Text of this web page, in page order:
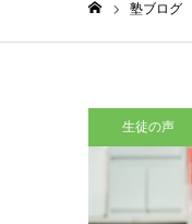
塾ブログ
生徒の声